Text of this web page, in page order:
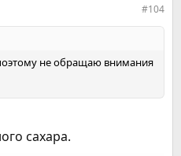
#104
не обращаю внимания
сахара.